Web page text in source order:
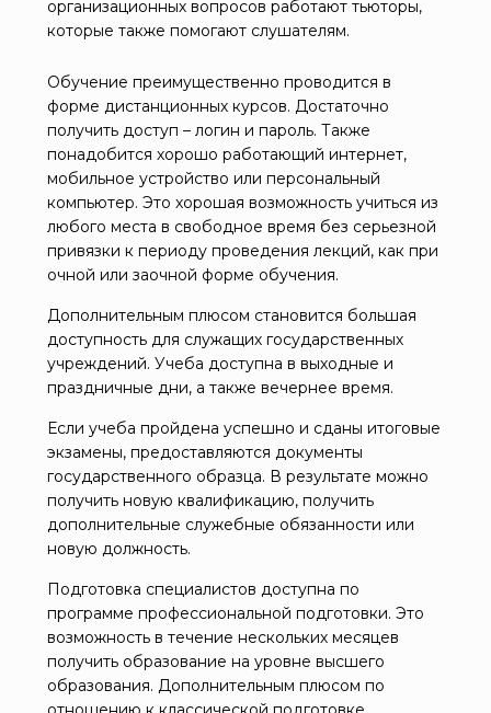
организационных вопросов работают тьюторы,
которые также помогают слушателям.
Обучение преимущественно проводится в
форме дистанционных курсов. Достаточно
получить доступ – логин и пароль. Также
понадобится хорошо работающий интернет,
мобильное устройство или персональный
компьютер. Это хорошая возможность учиться из
любого места в свободное время без серьезной
привязки к периоду проведения лекций, как при
очной или заочной форме обучения.
Дополнительным плюсом становится большая
доступность для служащих государственных
учреждений. Учеба доступна в выходные и
праздничные дни, а также вечернее время.
Если учеба пройдена успешно и сданы итоговые
экзамены, предоставляются документы
государственного образца. В результате можно
получить новую квалификацию, получить
дополнительные служебные обязанности или
новую должность.
Подготовка специалистов доступна по
программе профессиональной подготовки. Это
возможность в течение нескольких месяцев
получить образование на уровне высшего
образования. Дополнительным плюсом по